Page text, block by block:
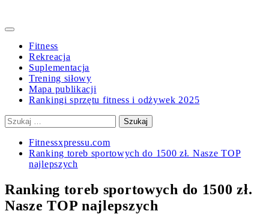
Primary
Fitness
Rekreacja
Suplementacja
Trening siłowy
Mapa publikacji
Rankingi sprzętu fitness i odżywek 2025
Szukaj:
Fitnessxpressu.com
Ranking toreb sportowych do 1500 zł. Nasze TOP
najlepszych
Ranking toreb sportowych do 1500 zł.
Nasze TOP najlepszych